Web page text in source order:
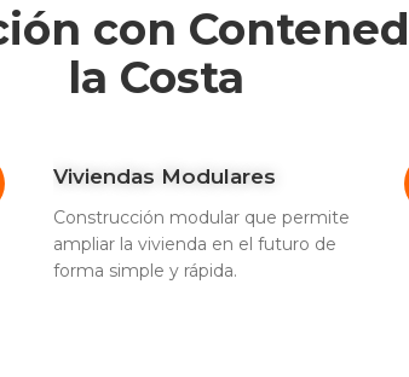
con
la Costa
Viviendas Modulares
Construcción modular que permite
ampliar la vivienda en el futuro de
forma simple y rápida.